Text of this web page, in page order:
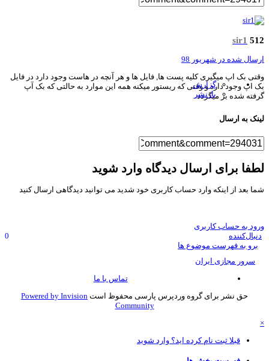
sir1
شده در شهریور 98
گزارش
بازنشر
بک اپ میگیری کلیه پست ها, فایل ها و هر آنچه در هاست وجود دارد در فایل
اپ وجود دارد و وقتی که ریستور میکنه همه این موارد به حالتی که بک آپ
شده بر میگردد.
به ارسال
برای ارسال دیدگاه وارد شوید
بعد از اینکه وارد حساب کاربری خود شدید می توانید دیدگاهی ارسال کنید
به حساب کاربری
برو به فهرست موضوع ها
سرور مجازی ایران
تماس با ما
حق نشر برای گروه وردپرس پارسی محفوظ است Powered by Invision
Community
قبلا ثبت نام کرده اید؟ وارد شوید